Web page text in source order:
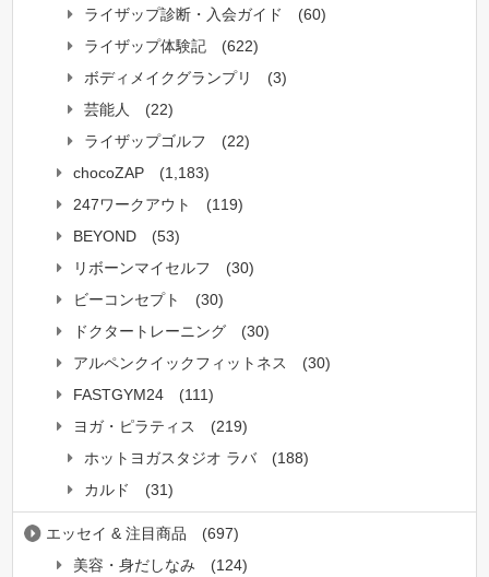
ライザップ診断・入会ガイド
(60)
ライザップ体験記
(622)
ボディメイクグランプリ
(3)
芸能人
(22)
ライザップゴルフ
(22)
chocoZAP
(1,183)
247ワークアウト
(119)
BEYOND
(53)
リボーンマイセルフ
(30)
ビーコンセプト
(30)
ドクタートレーニング
(30)
アルペンクイックフィットネス
(30)
FASTGYM24
(111)
ヨガ・ピラティス
(219)
ホットヨガスタジオ ラバ
(188)
カルド
(31)
エッセイ & 注目商品
(697)
美容・身だしなみ
(124)